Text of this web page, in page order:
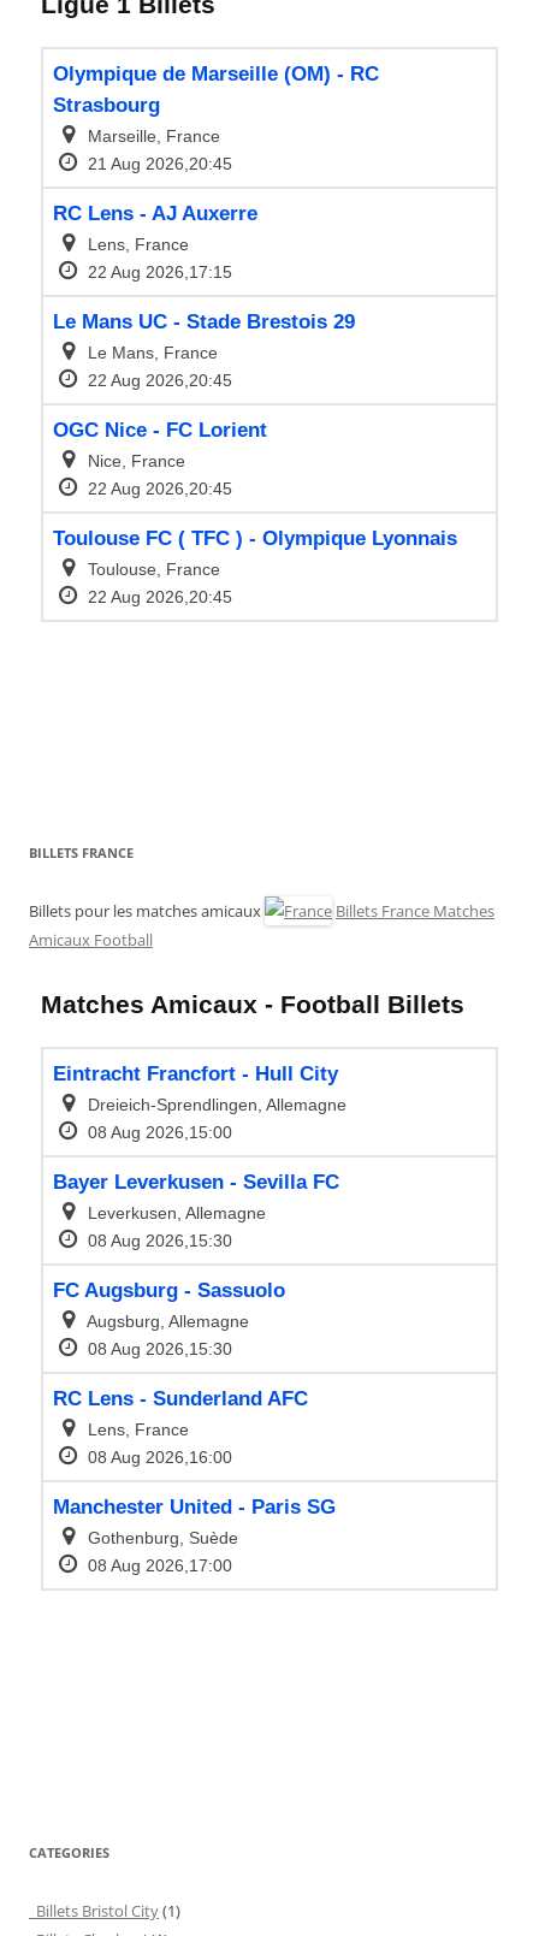
BILLETS FRANCE
Billets pour les matches amicaux
Billets France Matches
Amicaux Football
CATEGORIES
Billets Bristol City(1)